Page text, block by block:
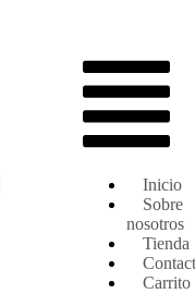
Inicio
Sobre
nosotros
Tienda
Carrito